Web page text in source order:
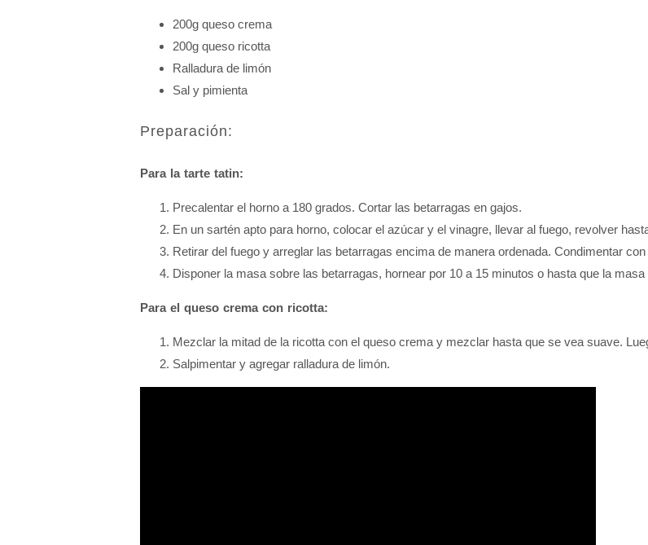
200g queso crema
200g queso ricotta
Ralladura de limón
Sal y pimienta
Preparación:
Para la tarte tatin:
Precalentar el horno a 180 grados. Cortar las betarragas en gajos.
En un sartén apto para horno, colocar el azúcar y el vinagre, llevar al fuego, revolver
Retirar del fuego y arreglar las betarragas encima de manera ordenada. Condimentar
Disponer la masa sobre las betarragas, hornear por 10 a 15 minutos o hasta que la masa
Para el queso crema con ricotta:
Mezclar la mitad de la ricotta con el queso crema y mezclar hasta que se vea suave.
Salpimentar y agregar ralladura de limón.